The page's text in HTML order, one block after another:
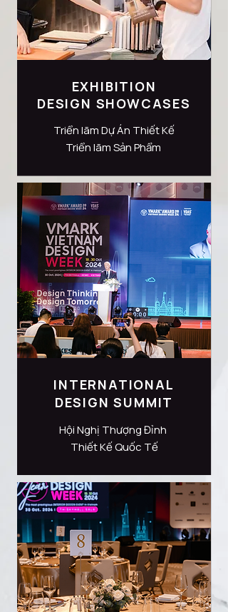
EXHIBITION
DESIGN SHOWCASES
Triển lãm Dự Án Thiết Kế
Triển lãm Sản Phẩm
INTERNATIONAL
DESIGN SUMMIT
Hội Nghị Thượng Đỉnh
Thiết Kế Quốc Tế